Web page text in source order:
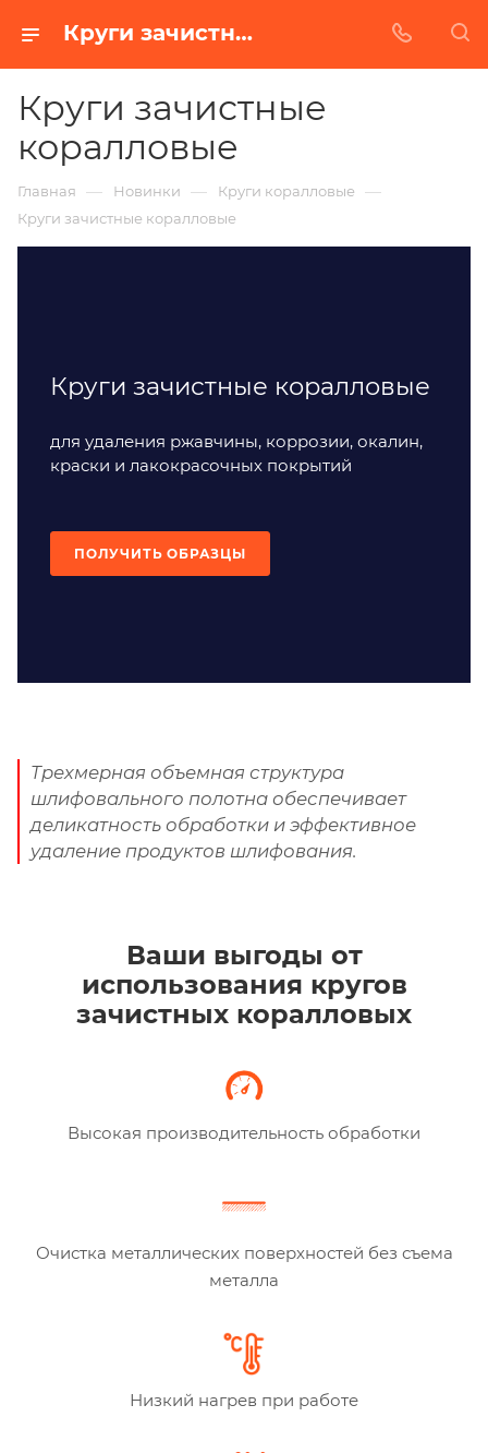
Круги зачистные коралловые
Круги зачистные
коралловые
Главная — Новинки — Круги коралловые —
Круги зачистные коралловые
Круги зачистные коралловые
для удаления ржавчины, коррозии, окалин,
краски и лакокрасочных покрытий
ПОЛУЧИТЬ ОБРАЗЦЫ
Трехмерная объемная структура
шлифовального полотна обеспечивает
деликатность обработки и эффективное
удаление продуктов шлифования.
Ваши выгоды от
использования кругов
зачистных коралловых
Высокая производительность обработки
Очистка металлических поверхностей без съема
металла
Низкий нагрев при работе